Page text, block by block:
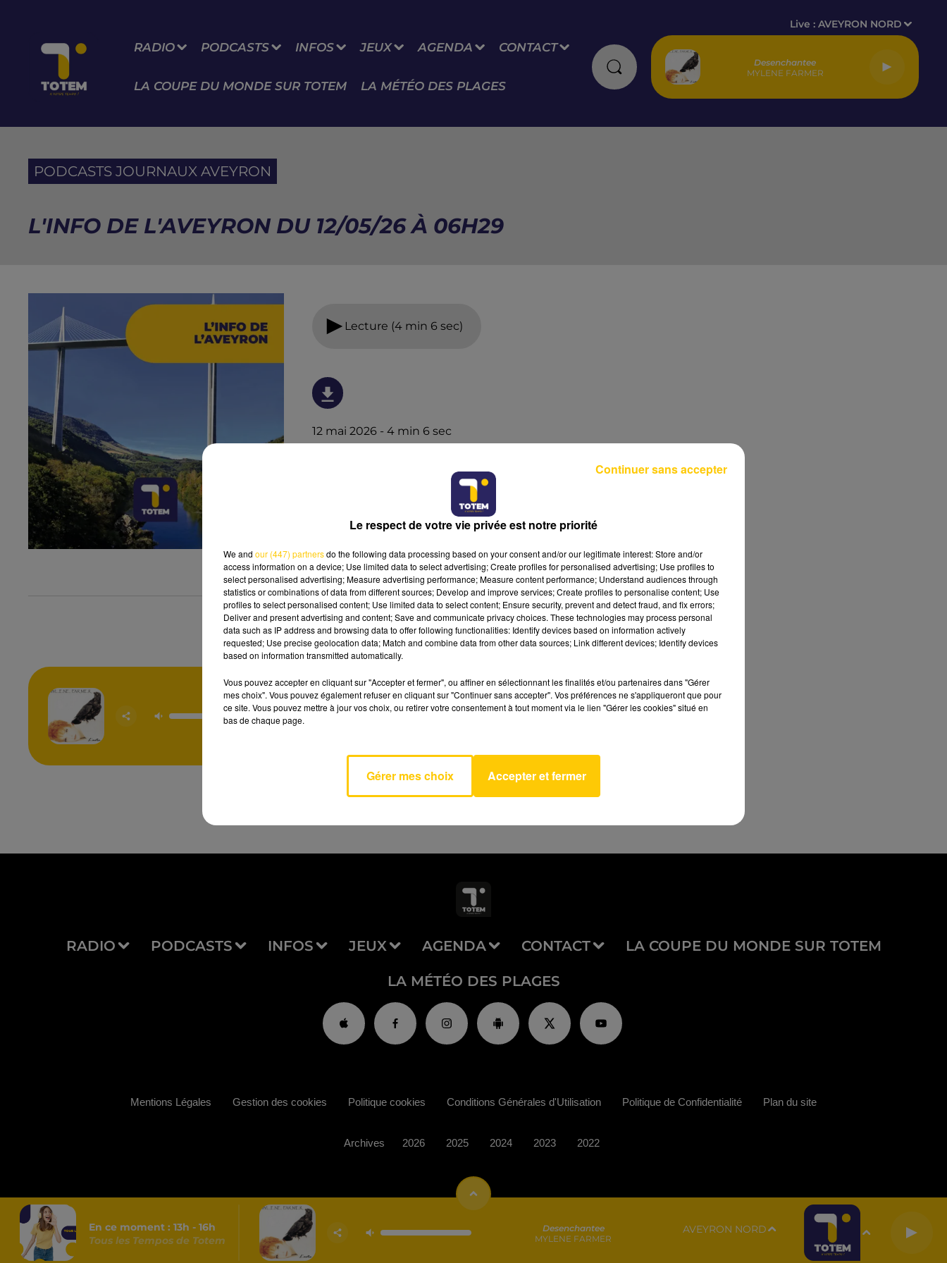
RADIO PODCASTS INFOS JEUX AGENDA CONTACT
LA COUPE DU MONDE SUR TOTEM LA MÉTÉO DES PLAGES
Live :AVEYRON NORD
Desenchantee
MYLENE FARMER
PODCASTS JOURNAUX AVEYRON
L'INFO DE L'AVEYRON DU 12/05/26 À 06H29
Lecture (4 min 6 sec)
12 mai 2026 - 4 min 6 sec
Desenchantee
MYLENE
FARMER
AVEYRON NORD
RADIO PODCASTS INFOS JEUX AGENDA CONTACT LA COUPE DU MONDE SUR TOTEM
LA MÉTÉO DES PLAGES
En ce moment : 13h - 16h
Tous les Tempos de Totem
Desenchantee
MYLENE FARMER
AVEYRON NORD
Mentions Légales Gestion des cookies Politique cookies Conditions Générales d'Utilisation Politique de Confidentialité Plan du site
Archives 2026 2025 2024 2023 2022
Le respect de votre vie privée est notre priorité
We and our (447) partnersdo the following data processing based on your consent and/or our legitimate interest: Store and/or
access information on a device; Use limited data to select advertising; Create profiles for personalised advertising; Use profiles to
select personalised advertising; Measure advertising performance; Measure content performance; Understand audiences through
statistics or combinations of data from different sources; Develop and improve services; Create profiles to personalise content; Use
profiles to select personalised content; Use limited data to select content; Ensure security, prevent and detect fraud, and fix errors;
Deliver and present advertising and content; Save and communicate privacy choices. These technologies may process personal
data such as IP address and browsing data to offer following functionalities: Identify devices based on information actively
requested; Use precise geolocation data; Match and combine data from other data sources; Link different devices; Identify devices
based on information transmitted automatically.
Vous pouvez accepter en cliquant sur "Accepter et fermer", ou affiner en sélectionnant les finalités et/ou partenaires dans "Gérer
mes choix". Vous pouvez également refuser en cliquant sur "Continuer sans accepter". Vos préférences ne s'appliqueront que pour
ce site. Vous pouvez mettre à jour vos choix, ou retirer votre consentement à tout moment via le lien "Gérer les cookies" situé en
bas de chaque page.
Gérer mes choix Accepter et fermer
Continuer sans accepter